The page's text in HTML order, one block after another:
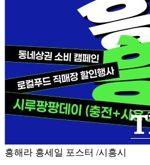
흥해라 흥세일 포스터 /시흥시